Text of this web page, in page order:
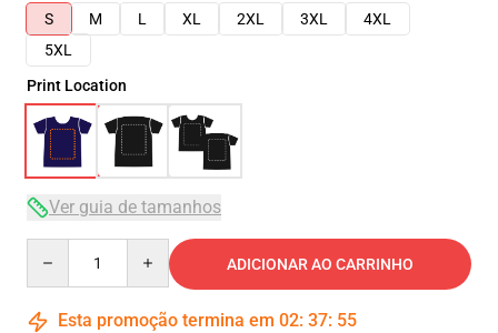
S
M L XL 2XL 3XL
4XL
5XL
Print Location
Ver guia de tamanhos
ADICIONAR AO CARRINHO
Esta promoção termina em 02: 37: 54